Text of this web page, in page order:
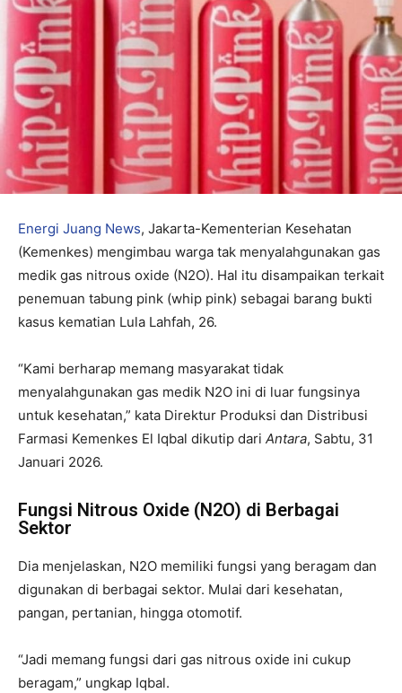
Energi Juang News, Jakarta-Kementerian Kesehatan
(Kemenkes) mengimbau warga tak menyalahgunakan gas
medik gas nitrous oxide (N2O). Hal itu disampaikan terkait
penemuan tabung pink (whip pink) sebagai barang bukti
kasus kematian Lula Lahfah, 26.
“Kami berharap memang masyarakat tidak
menyalahgunakan gas medik N2O ini di luar fungsinya
untuk kesehatan,” kata Direktur Produksi dan Distribusi
Farmasi Kemenkes El Iqbal dikutip dari Antara, Sabtu, 31
Januari 2026.
Fungsi Nitrous Oxide (N2O) di Berbagai
Sektor
Dia menjelaskan, N2O memiliki fungsi yang beragam dan
digunakan di berbagai sektor. Mulai dari kesehatan,
pangan, pertanian, hingga otomotif.
“Jadi memang fungsi dari gas nitrous oxide ini cukup
beragam,” ungkap Iqbal.